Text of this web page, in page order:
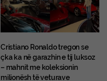
Cristiano Ronaldo tregon se
çka ka në garazhin e tij luksoz
– mahnit me koleksionin
milionësh të veturave